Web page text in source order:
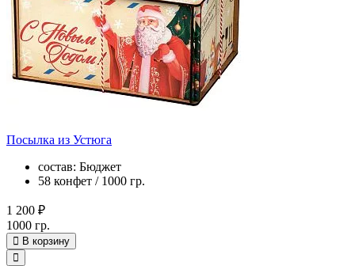
Посылка из Устюга
состав: Бюджет
58 конфет / 1000 гр.
1 200 ₽
1000 гр.
В корзину